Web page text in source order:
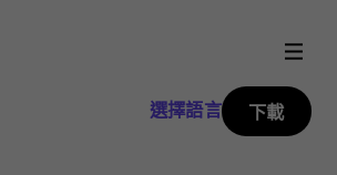
選擇語言 下載